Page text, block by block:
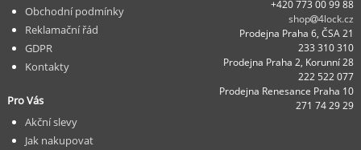
+420 773 00 99 88
shop
4lock.cz
Prodejna Praha 6, ČSA 21
233 310 310
Prodejna Praha 2, Korunní 28
222 522 077
Prodejna Renesance Praha 10
271 74 29 29
Obchodní podmínky
Reklamační řád
GDPR
Kontakty
Pro Vás
Akční slevy
Jak nakupovat